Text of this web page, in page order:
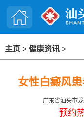
主页 > 健康资讯 >
女性白癜风
广东省汕头市
预约